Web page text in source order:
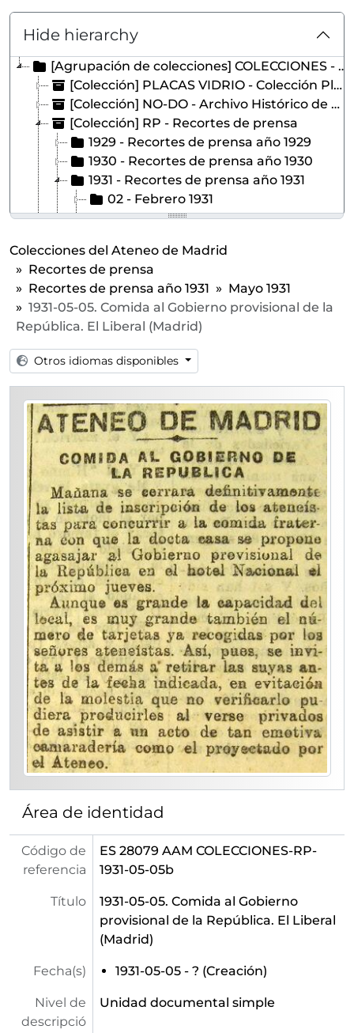
Hide hierarchy
[Agrupación de colecciones] COLECCIONES - Colecciones del Ateneo de Madrid
[Colección] PLACAS VIDRIO - Colección Placas de vidrio
[Colección] NO-DO - Archivo Histórico de NO-DO. Copias de imágenes sobre el Ateneo de Madrid
[Colección] RP - Recortes de prensa
1929 - Recortes de prensa año 1929
1930 - Recortes de prensa año 1930
1931 - Recortes de prensa año 1931
02 - Febrero 1931
03 - Marzo 1931
05 - Mayo 1931
[Unidad documental simple] 01 - 1931-05-01. La Banda de Alabarderos toca en el Ateneo himnos republicanos. Nuevo mundo (Madrid)
[Unidad documental simple] 02b - 1931-05-02. Madrid y el federalismo. El Liberal (Madrid)
[Unidad documental simple] 02a - 1931-05-02. Conferencia de León de las Casas. El Liberal (Madrid)
[Unidad documental simple] 03c - 1931-05-03. Conferencia de León de las Casas. Ahora (Madrid)
[Unidad documental simple] 03d - 1931-05-03. Estreno del primer himno a la República. Crónica (Madrid)
[Unidad documental simple] 03b - 1931-05-03. Comida en honor del Gobierno provisional. El Liberal (Madrid)
[Unidad documental simple] 03a - 1931-05-03. "Romancero del pueblo", de José Antonio Balbontín. El Liberal (Madrid)
[Unidad documental simple] 03e - 1931-05-03. La bandera republicana en el balcón del Ateneo. Estampa (Madrid)
[Unidad documental simple] 05b - 1931-05-05. Comida al Gobierno provisional de la República. El Liberal (Madrid)
[Unidad documental simple] 05c - 1931-05-05. Curso de bioquímica del doctor Giral. El Liberal (Madrid)
[Unidad documental simple] 05a - 1931-05-05. Anuncio de conferencia de Manuel Abril. El Liberal (Madrid)
[Unidad documental simple] 07 - 1931-05-07. Se suspende el banquete del Ateneo al Gobierno provisional. El Liberal
[Unidad documental simple] 08a - 1931-05-08. Conferencia de Blas Vives. Ahora (Madrid)
[Unidad documental simple] 10a - 1931-05-10. Curso de María Martínez Sierra. Crónica (Madrid)
[Unidad documental simple] 10c - 1931-05-10. Conferencia de María Martínez Sierra. Ahora (Madrid)
[Unidad documental simple] 10b - 1931-05-10. El Ateneo y la entrega de los sublevados de Funchal por Inglaterra. El Liberal (Madrid)
[Unidad documental simple] 13b - 1931-05-13. El Ateneo no quiere dictaduras. Ahora (Madrid)
[Unidad documental simple] 13a - 1931-05-13. Conferencias sobre el problema de Cataluña. Ahora (Madrid)
[Unidad documental simple] 13c - 1931-05-13. Junta general de socios. El Liberal (Madrid)
[Unidad documental simple] 14a - 1931-05-14. Fotografía de la Junta general del Ateneo. Ahora (Madrid)
[Unidad documental simple] 14c - 1931-05-14. La Junta general del Ateneo aprueba una proposición al Gobierno. Ahora (Madrid)
[Unidad documental simple] 14b - 1931-05-14. La Junta del Ateneo. El Liberal (Madrid)
[Unidad documental simple] 15a - 1931-05-15. Conferencia de Rafael Campaláns. Ahora (Madrid)
[Unidad documental simple] 16b - 1931-05-16. Conferencia de Rafael Campaláns. El Liberal (Madrid)
[Unidad documental simple] 16c - 1931-05-16. Fotografía de la conferencia de Rafael Campaláns. Ahora (Madrid)
[Unidad documental simple] 16a - 1931-05-16. Artículo sobre Manuel Azaña. Estampa (Madrid)
[Unidad documental simple] 19a - 1931-05-19. Anuncio de conferencia de Antonio Fernández de Velasco. El Liberal (Madrid)
[Unidad documental simple] 19b - 1931-05-19. Conferencia de José Villaverde. El Liberal (Madrid)
[Unidad documental simple] 21 - 1931-05-21. Anuncio de conferencias de André Germain y Pedro Redondo. El Liberal (Madrid)
[Unidad documental simple] 22c - 1931-05-22. Reseña de la conferencia de André Germain. Ahora (Madrid)
[Unidad documental simple] 22b - 1931-05-22. Fotografía de la exposición de Ricardo Baroja. Ahora (Madrid)
[Unidad documental simple] 23a - 1931-05-23. Conferencia del doctor Ángel Villegas. El Liberal (Madrid)
[Unidad documental simple] 24a - 1931-05-24. Conferencia de Pedro Redondo. Ahora (Madrid)
[Unidad documental simple] 24b - 1931-05-24. Disertaciones de Angel Pestaña, Joaquín Maurín y Andrés Nin. Crónica (Madrid)
[Unidad documental simple] 27 - 1931-05-27. Fotografía del acto inaugural de la exposición de Ricardo Baroja. Mundo Gráfico (Madrid)
[Unidad documental simple] 31a - 1931-05-31. Renovación de cargos en el Ateneo de Madrid. El Liberal (Madrid)
[Unidad documental simple] 31b - 1931-05-31. Homenaje a D. Miguel de Unamuno. El Liberal (Madrid)
Colecciones del Ateneo de Madrid
Recortes de prensa
Recortes de prensa año 1931
Mayo 1931
1931-05-05. Comida al Gobierno provisional de la
República. El Liberal (Madrid)
Otros idiomas disponibles
Área de identidad
Código de
referencia
ES 28079 AAM COLECCIONES-RP-
1931-05-05b
Título
1931-05-05. Comida al Gobierno
provisional de la República. El Liberal
(Madrid)
Fecha(s) 1931-05-05 - ? (Creación)
Nivel de
descripció
Unidad documental simple